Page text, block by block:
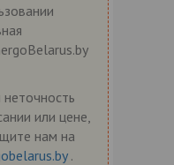
или цене,
нам на
.